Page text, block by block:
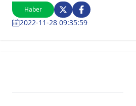
Haber
2022-11-28 09:35:59